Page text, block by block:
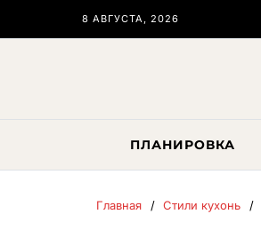
8 АВГУСТА, 2026
ПЛАНИРОВКА
Главная Стили кухонь